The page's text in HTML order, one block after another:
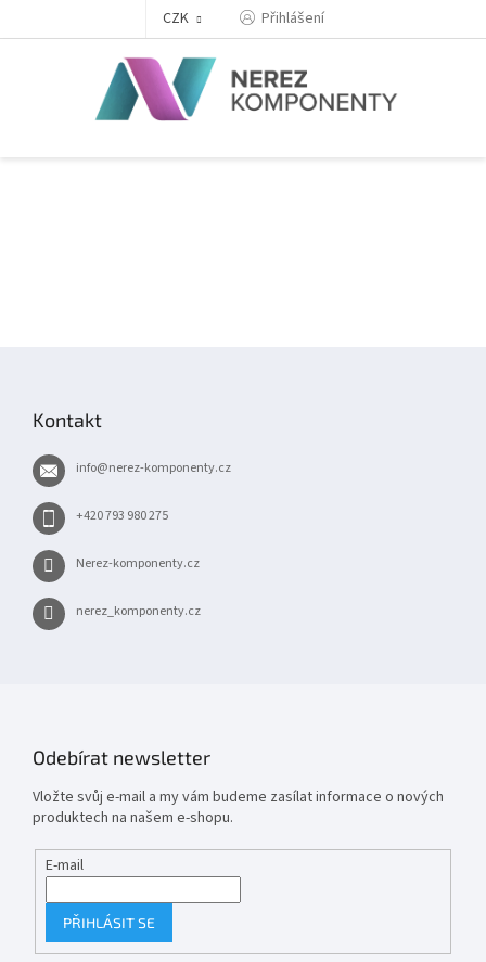
CZK Přihlášení
Kontakt
info@nerez-komponenty.cz
+420 793 980 275
Nerez-komponenty.cz
nerez_komponenty.cz
Odebírat newsletter
Vložte svůj e-mail a my vám budeme zasílat informace o nových
produktech na našem e-shopu.
E-mail
PŘIHLÁSIT SE